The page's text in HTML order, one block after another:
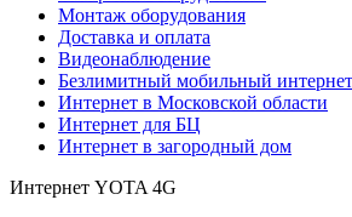
Монтаж оборудования
Доставка и оплата
Видеонаблюдение
Безлимитный мобильный интернет
Интернет в Московской области
Интернет для БЦ
Интернет в загородный дом
Интернет YOTA 4G